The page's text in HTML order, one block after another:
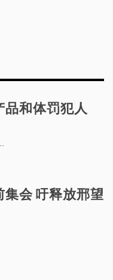
和体罚犯人
会 吁释放邢望